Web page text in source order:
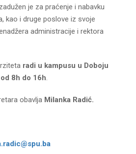
je za praćenje i nabavku
kao i druge poslove iz svoje
administracije i rektora
radi u kampusu u Doboju
8h do 16h.
obavlja Milanka Radić.